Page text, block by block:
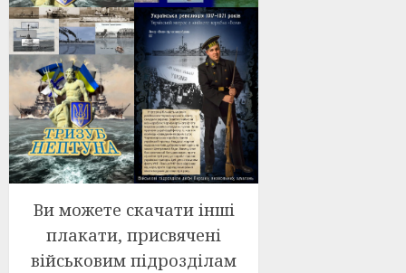
Ви можете скачати інші
плакати, присвячені
військовим підрозділам